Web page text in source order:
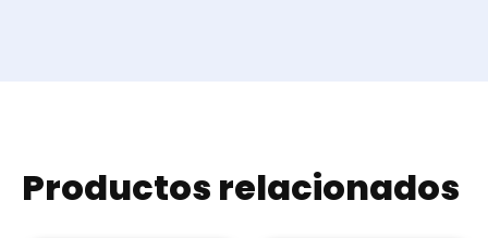
Productos relacionados